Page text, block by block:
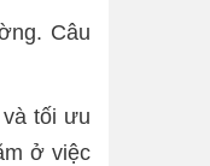
Câu
tối ưu
ở việc